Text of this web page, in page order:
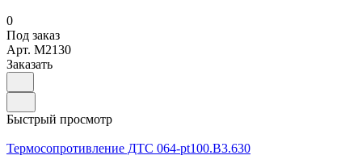
0
Под заказ
Арт. M2130
Заказать
Быстрый просмотр
Термосопротивление ДТС 064-pt100.В3.630